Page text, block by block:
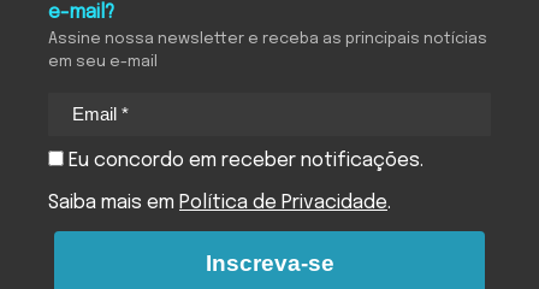
e-mail?
Assine nossa newsletter e receba as principais notícias
em seu e-mail
Eu concordo em receber notificações.
Saiba mais em Política de Privacidade.
Inscreva-se